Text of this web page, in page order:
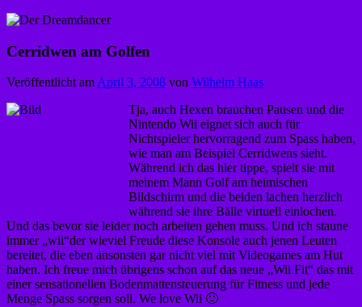
Cerridwen am Golfen
Veröffentlicht amApril 3, 2008 von Wilhelm Haas
Tja, auch Hexen brauchen Pausen und die
Nintendo Wii eignet sich auch für
Nichtspieler hervorragend zum Spass haben,
wie man am Beispiel Cerridwens sieht.
Während ich das hier tippe, spielt sie mit
meinem Mann Golf am heimischen
Bildschirm und die beiden lachen herzlich
während sie ihre Bälle virtuell einlochen.
Und das bevor sie leider noch arbeiten gehen muss. Und ich staune
immer „wii“der wieviel Freude diese Konsole auch jenen Leuten
bereitet, die eben ansonsten gar nicht viel mit Videogames am Hut
haben. Ich freue mich übrigens schon auf das neue „Wii Fit“ das mit
einer sensationellen Bodenmattensteuerung für Fitness und jede
Menge Spass sorgen soll. We love Wii 🙂